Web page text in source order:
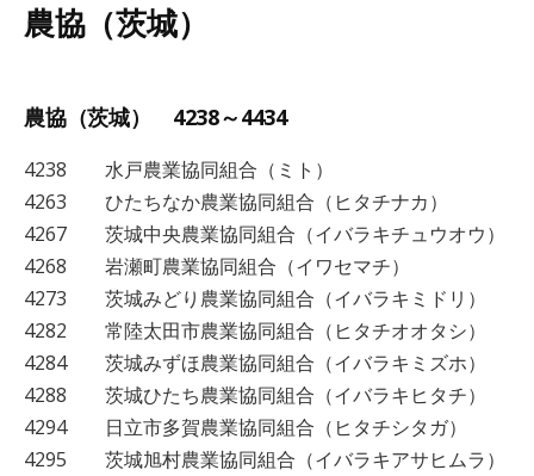
農協（茨城）
農協（茨城） 4238～4434
4238 水戸農業協同組合（ミト）
4263 ひたちなか農業協同組合（ヒタチナカ）
4267 茨城中央農業協同組合（イバラキチュウオウ）
4268 岩瀬町農業協同組合（イワセマチ）
4273 茨城みどり農業協同組合（イバラキミドリ）
4282 常陸太田市農業協同組合（ヒタチオオタシ）
4284 茨城みずほ農業協同組合（イバラキミズホ）
4288 茨城ひたち農業協同組合（イバラキヒタチ）
4294 日立市多賀農業協同組合（ヒタチシタガ）
4295 茨城旭村農業協同組合（イバラキアサヒムラ）